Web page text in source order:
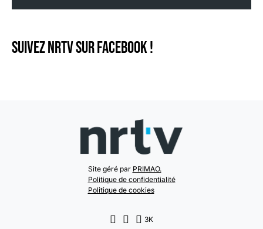
Suivez NRTV sur Facebook !
Site géré par PRIMAO.
Politique de confidentialité
Politique de cookies
3K